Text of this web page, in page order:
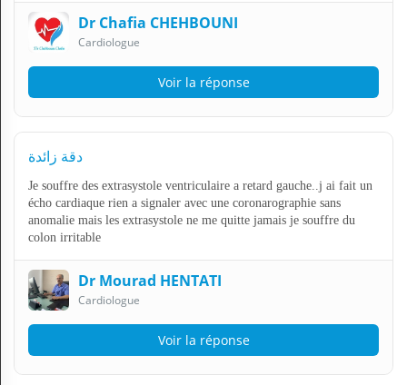
Dr Chafia CHEHBOUNI
Cardiologue
Voir la réponse
دقة زائدة
Je souffre des extrasystole ventriculaire a retard gauche..j ai fait un
écho cardiaque rien a signaler avec une coronarographie sans
anomalie mais les extrasystole ne me quitte jamais je souffre du
colon irritable
Dr Mourad HENTATI
Cardiologue
Voir la réponse